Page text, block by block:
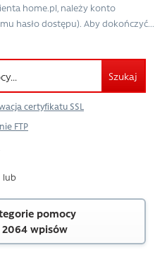
home.pl, należy konto
hasło dostępu). Aby dokończyć...
Szukaj
certyfikatu SSL
FTP
lub
pomocy
wpisów